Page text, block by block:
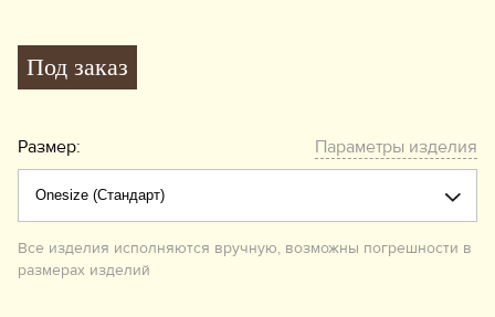
Под заказ
Размер: Параметры изделия
Все изделия исполняются вручную, возможны погрешности в
размерах изделий